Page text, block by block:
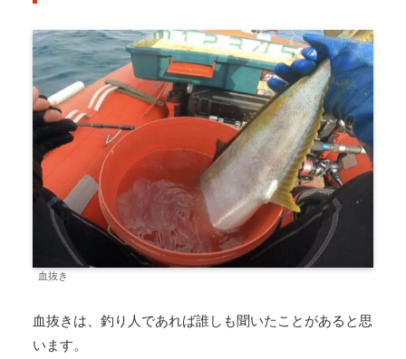
血抜き
血抜きは、釣り人であれば誰しも聞いたことがあると思
います。